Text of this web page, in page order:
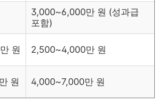
3,000~6,000만 원 (성과급
포함)
원 2,500~4,000만 원
원 4,000~7,000만 원